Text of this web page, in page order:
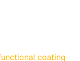
coating